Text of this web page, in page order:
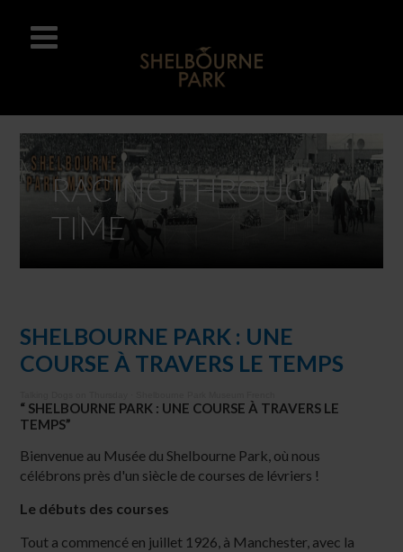
RACING THROUGH
TIME
SHELBOURNE PARK : UNE
COURSE À TRAVERS LE TEMPS
“ SHELBOURNE PARK : UNE COURSE À TRAVERS LE
TEMPS”
Bienvenue au Musée du Shelbourne Park, où nous
célébrons près d'un siècle de courses de lévriers !
Le débuts des courses
Tout a commencé en juillet 1926, à Manchester, avec la